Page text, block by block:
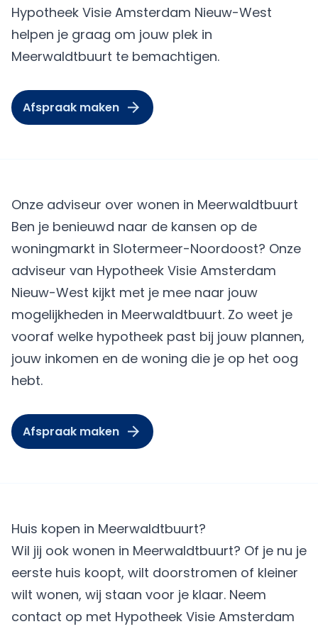
Hypotheek Visie Amsterdam Nieuw-West
helpen je graag om jouw plek in
Meerwaldtbuurt te bemachtigen.
Afspraak maken
Onze adviseur over wonen in Meerwaldtbuurt
Ben je benieuwd naar de kansen op de
woningmarkt in Slotermeer-Noordoost? Onze
adviseur van Hypotheek Visie Amsterdam
Nieuw-West kijkt met je mee naar jouw
mogelijkheden in Meerwaldtbuurt. Zo weet je
vooraf welke hypotheek past bij jouw plannen,
jouw inkomen en de woning die je op het oog
hebt.
Afspraak maken
Huis kopen in Meerwaldtbuurt?
Wil jij ook wonen in Meerwaldtbuurt? Of je nu je
eerste huis koopt, wilt doorstromen of kleiner
wilt wonen, wij staan voor je klaar. Neem
contact op met Hypotheek Visie Amsterdam